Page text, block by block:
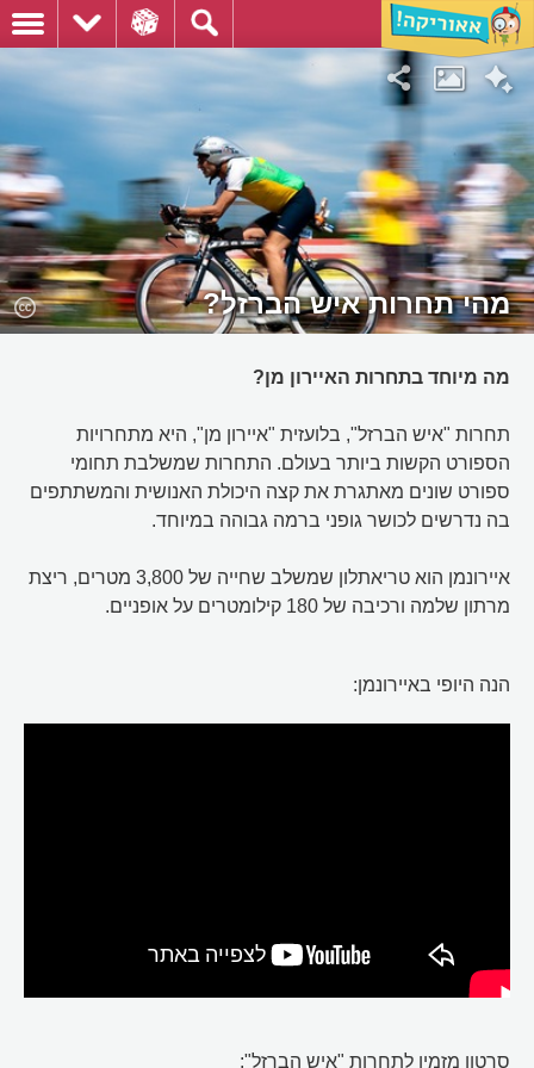
מהי תחרות איש הברזל?
מה מיוחד בתחרות האיירון מן?
תחרות "איש הברזל", בלועזית "איירון מן", היא מתחרויות
הספורט הקשות ביותר בעולם. התחרות שמשלבת תחומי
ספורט שונים מאתגרת את קצה היכולת האנושית והמשתתפים
בה נדרשים לכושר גופני ברמה גבוהה במיוחד.
איירונמן הוא טריאתלון שמשלב שחייה של 3,800 מטרים, ריצת
מרתון שלמה ורכיבה של 180 קילומטרים על אופניים.
הנה היופי באיירונמן:
סרטון מזמין לתחרות "איש הברזל":